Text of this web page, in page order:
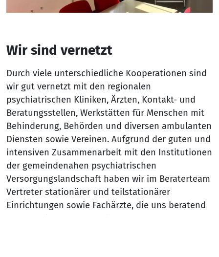
Wir sind vernetzt
Durch viele unterschiedliche Kooperationen sind
wir gut vernetzt mit den regionalen
psychiatrischen Kliniken, Ärzten, Kontakt- und
Beratungsstellen, Werkstätten für Menschen mit
Behinderung, Behörden und diversen ambulanten
Diensten sowie Vereinen. Aufgrund der guten und
intensiven Zusammenarbeit mit den Institutionen
der gemeindenahen psychiatrischen
Versorgungslandschaft haben wir im Beraterteam
Vertreter stationärer und teilstationärer
Einrichtungen sowie Fachärzte, die uns beratend
und vermittelnd unterstützen.